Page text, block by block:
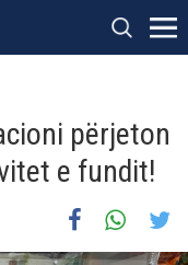
përjeton
e fundit!